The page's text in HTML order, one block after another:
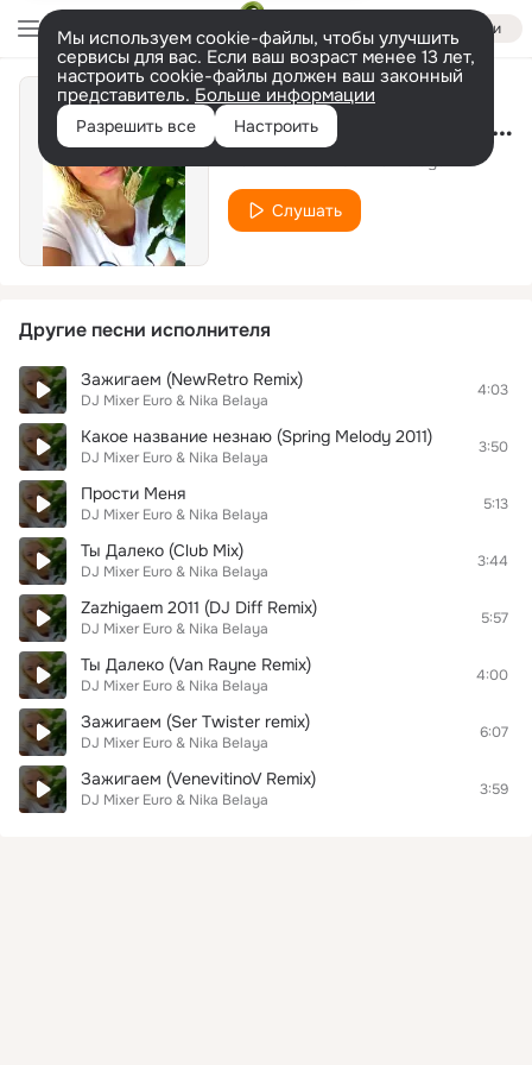
Войти
Мы используем cookie-файлы, чтобы улучшить
сервисы для вас. Если ваш возраст менее 13 лет,
настроить cookie-файлы должен ваш законный
представитель. Больше информации
Разрешить все Настроить Падала Звезда (Greysound Club
Слушать
Другие песни исполнителя
Зажигаем (NewRetro Remix)
DJ Mixer Euro & Nika Belaya
4:03
Какое название незнаю (Spring Melody 2011)
DJ Mixer Euro & Nika Belaya
3:50
Прости Меня
DJ Mixer Euro & Nika Belaya
5:13
Ты Далеко (Club Mix)
DJ Mixer Euro & Nika Belaya
3:44
Zazhigaem 2011 (DJ Diff Remix)
DJ Mixer Euro & Nika Belaya
5:57
Ты Далеко (Van Rayne Remix)
DJ Mixer Euro & Nika Belaya
4:00
Зажигаем (Ser Twister remix)
DJ Mixer Euro & Nika Belaya
6:07
Зажигаем (VenevitinoV Remix)
DJ Mixer Euro & Nika Belaya
3:59